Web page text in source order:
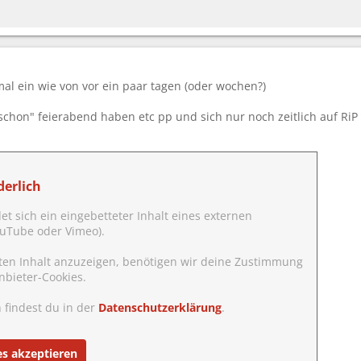
ein wie von vor ein paar tagen (oder wochen?)
feierabend haben etc pp und sich nur noch zeitlich auf
sich ein eingebetteter Inhalt eines externen
oder Vimeo).
Inhalt anzuzeigen, benötigen wir deine Zustimmung
Cookies.
findest du in der Datenschutzerklärung.
akzeptieren